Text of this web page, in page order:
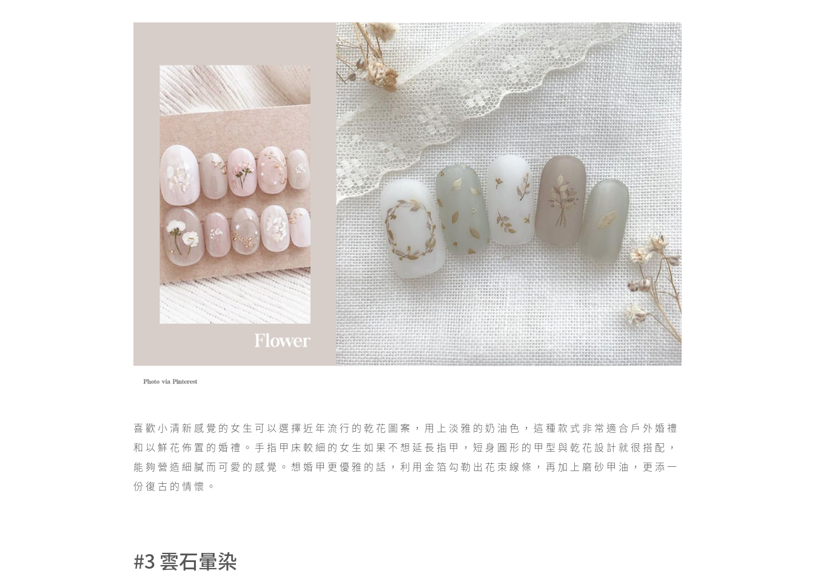
喜歡小清新感覺的女生可以選擇近年流行的乾花圖案，用上淡雅的奶油色，這種款式非常適合戶外婚禮
和以鮮花佈置的婚禮。手指甲床較細的女生如果不想延長指甲，短身圓形的甲型與乾花設計就很搭配，
能夠營造細膩而可愛的感覺。想婚甲更優雅的話，利用金箔勾勒出花朿線條，再加上磨砂甲油，更添一
份復古的情懷。
#3 雲石暈染